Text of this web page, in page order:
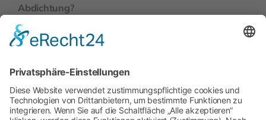
Abdichtung?
Dann nehmen Sie jetzt Kontakt mit uns auf – wir
069 – 210 87 662
0172 – 466 37 22